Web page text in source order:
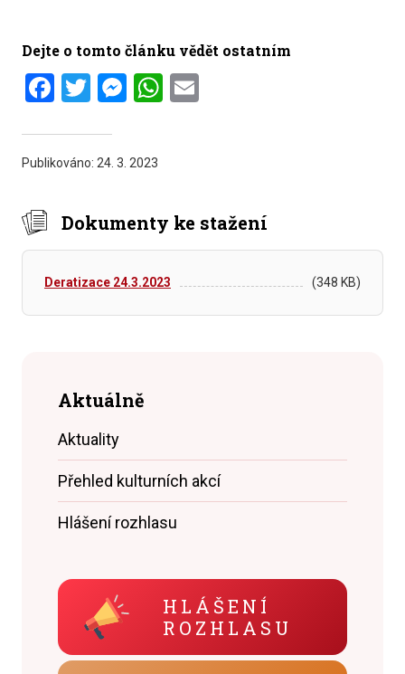
Dejte o tomto článku vědět ostatním
Facebook
Twitter
Messenger
WhatsApp
Publikováno: 24. 3. 2023
Dokumenty ke stažení
Deratizace 24.3.2023 (348 KB)
Aktuálně
Aktuality
Přehled kulturních akcí
Hlášení rozhlasu
HLÁŠENÍ
ROZHLASU